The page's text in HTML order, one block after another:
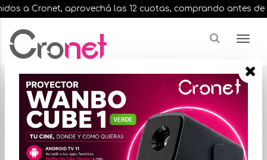
a Cronet, aprovechá las 12 cuotas, comprando antes de
Resultados para "ddr4 16gb 3200mhz"
¿Buscas una marca en especial?